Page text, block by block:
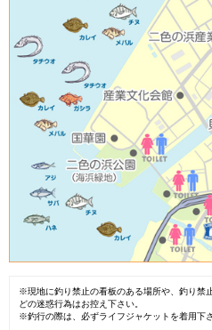
※現地に釣り禁止の看板のある場所や、釣り禁
どの迷惑行為はお控え下さい。
※釣行の際は、必ずライフジャケットを着用下さ